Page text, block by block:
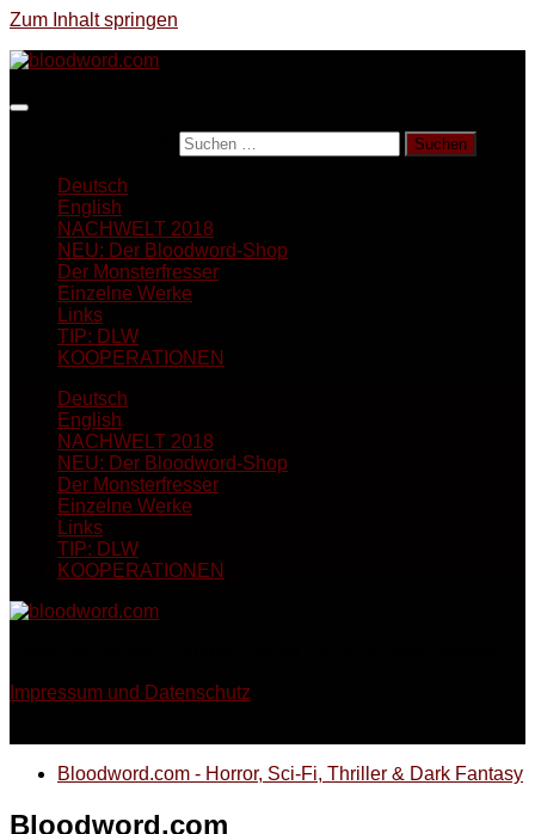
Zum Inhalt springen
Deutsch
English
NACHWELT 2018
NEU: Der Bloodword-Shop
Der Monsterfresser
Einzelne Werke
Links
TIP: DLW
KOOPERATIONEN
Deutsch
English
NACHWELT 2018
NEU: Der Bloodword-Shop
Der Monsterfresser
Einzelne Werke
Links
TIP: DLW
KOOPERATIONEN
Impressum und Datenschutz
Bloodword.com - Horror, Sci-Fi, Thriller & Dark Fantasy
Bloodword.com